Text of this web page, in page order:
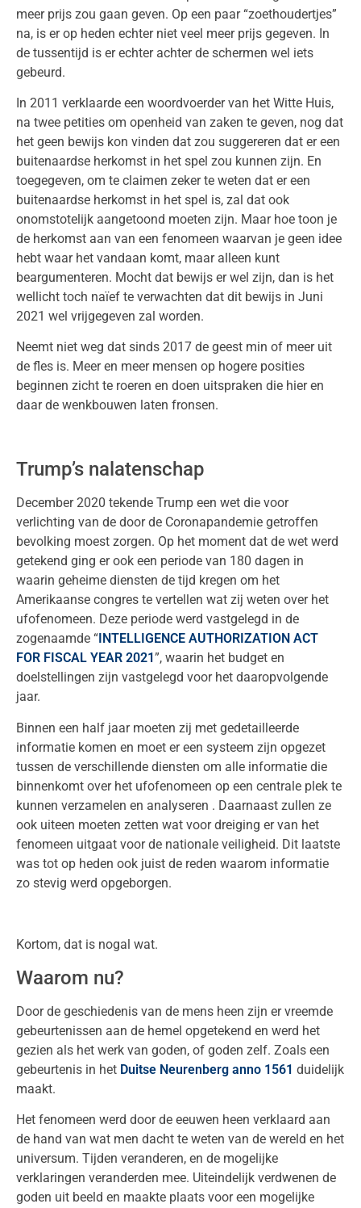
meer prijs zou gaan geven. Op een paar “zoethoudertjes”
na, is er op heden echter niet veel meer prijs gegeven. In
de tussentijd is er echter achter de schermen wel iets
gebeurd.
In 2011 verklaarde een woordvoerder van het Witte Huis,
na twee petities om openheid van zaken te geven, nog dat
het geen bewijs kon vinden dat zou suggereren dat er een
buitenaardse herkomst in het spel zou kunnen zijn. En
toegegeven, om te claimen zeker te weten dat er een
buitenaardse herkomst in het spel is, zal dat ook
onomstotelijk aangetoond moeten zijn. Maar hoe toon je
de herkomst aan van een fenomeen waarvan je geen idee
hebt waar het vandaan komt, maar alleen kunt
beargumenteren. Mocht dat bewijs er wel zijn, dan is het
wellicht toch naïef te verwachten dat dit bewijs in Juni
2021 wel vrijgegeven zal worden.
Neemt niet weg dat sinds 2017 de geest min of meer uit
de fles is. Meer en meer mensen op hogere posities
beginnen zicht te roeren en doen uitspraken die hier en
daar de wenkbouwen laten fronsen.
Trump’s nalatenschap
December 2020 tekende Trump een wet die voor
verlichting van de door de Coronapandemie getroffen
bevolking moest zorgen. Op het moment dat de wet werd
getekend ging er ook een periode van 180 dagen in
waarin geheime diensten de tijd kregen om het
Amerikaanse congres te vertellen wat zij weten over het
ufofenomeen. Deze periode werd vastgelegd in de
zogenaamde “ INTELLIGENCE AUTHORIZATION ACT
FOR FISCAL YEAR 2021”, waarin het budget en
doelstellingen zijn vastgelegd voor het daaropvolgende
jaar.
Binnen een half jaar moeten zij met gedetailleerde
informatie komen en moet er een systeem zijn opgezet
tussen de verschillende diensten om alle informatie die
binnenkomt over het ufofenomeen op een centrale plek te
kunnen verzamelen en analyseren . Daarnaast zullen ze
ook uiteen moeten zetten wat voor dreiging er van het
fenomeen uitgaat voor de nationale veiligheid. Dit laatste
was tot op heden ook juist de reden waarom informatie
zo stevig werd opgeborgen.
Kortom, dat is nogal wat.
Waarom nu?
Door de geschiedenis van de mens heen zijn er vreemde
gebeurtenissen aan de hemel opgetekend en werd het
gezien als het werk van goden, of goden zelf. Zoals een
gebeurtenis in het Duitse Neurenberg anno 1561 duidelijk
maakt.
Het fenomeen werd door de eeuwen heen verklaard aan
de hand van wat men dacht te weten van de wereld en het
universum. Tijden veranderen, en de mogelijke
verklaringen veranderden mee. Uiteindelijk verdwenen de
goden uit beeld en maakte plaats voor een mogelijke